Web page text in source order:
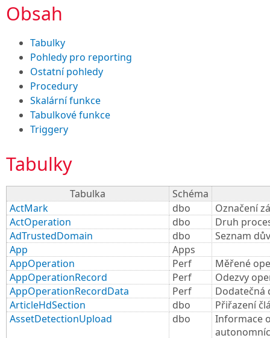
Obsah
Tabulky
Pohledy pro reporting
Ostatní pohledy
Procedury
Skalární funkce
Tabulkové funkce
Triggery
Tabulky
Tabulka
Schéma
ActMark
dbo
Označení
ActOperation
dbo
Druh
AdTrustedDomain
dbo
Seznam
App
Apps
AppOperation
Perf
Měřené
AppOperationRecord
Perf
Odezvy
AppOperationRecordData
Perf
Dodatečná
ArticleHdSection
dbo
Přiřazení
AssetDetectionUpload
dbo
Informace